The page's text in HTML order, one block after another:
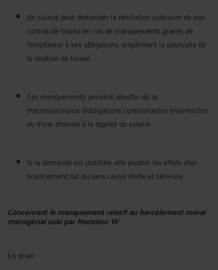
Un salarié peut demander la résiliation judiciaire de son
contrat de travail en cas de manquements graves de
l'employeur à ses obligations, empêchant la poursuite de
la relation de travail.
Ces manquements peuvent résulter de la
méconnaissance d'obligations contractuelles essentielles
ou d'une atteinte à la dignité du salarié.
Si la demande est justifiée, elle produit les effets d'un
licenciement nul ou sans cause réelle et sérieuse.
Concernant le manquement relatif au harcèlement moral
managérial subi par Monsieur W
En droit :